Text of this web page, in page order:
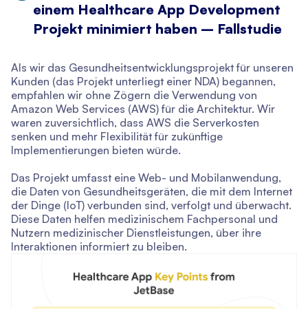
einem Healthcare App Development
Projekt minimiert haben – Fallstudie
Als wir das Gesundheitsentwicklungsprojekt für unseren
Kunden (das Projekt unterliegt einer NDA) begannen,
empfahlen wir ohne Zögern die Verwendung von
Amazon Web Services (AWS) für die Architektur. Wir
waren zuversichtlich, dass AWS die Serverkosten
senken und mehr Flexibilität für zukünftige
Implementierungen bieten würde.
Das Projekt umfasst eine Web- und Mobilanwendung,
die Daten von Gesundheitsgeräten, die mit dem Internet
der Dinge (IoT) verbunden sind, verfolgt und überwacht.
Diese Daten helfen medizinischem Fachpersonal und
Nutzern medizinischer Dienstleistungen, über ihre
Interaktionen informiert zu bleiben.